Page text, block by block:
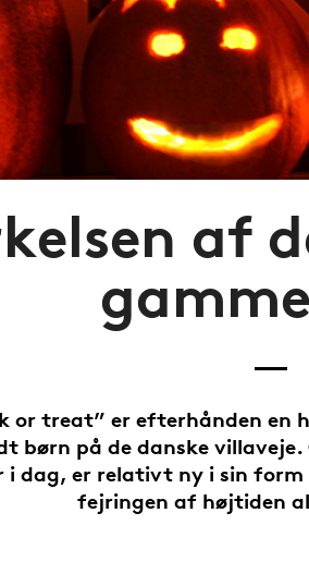
af
or treat” er efterhånden en
børn på de danske
i dag, er relativt ny i sin form
fejringen af højtiden